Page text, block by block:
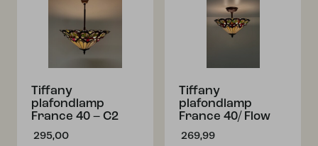
Tiffany
plafondlamp
France 40 – C2
295,00
Tiffany
plafondlamp
France 40/ Flow
269,99